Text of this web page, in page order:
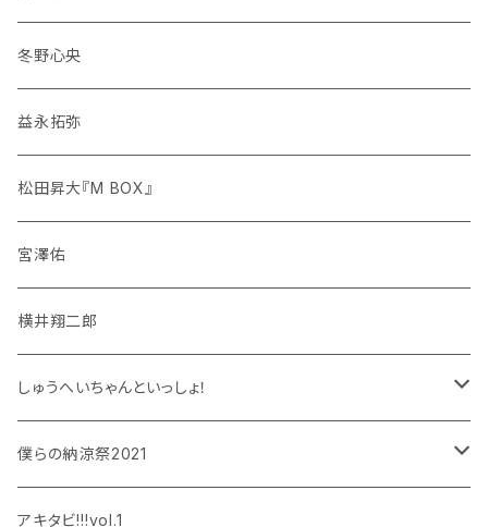
冬野心央
益永拓弥
松田昇大『M BOX』
宮澤佑
横井翔二郎
しゅうへいちゃんといっしょ！
和泉宗兵
設楽銀河
僕らの納涼祭2021
和泉宗兵
アキタビ!!!vol.1